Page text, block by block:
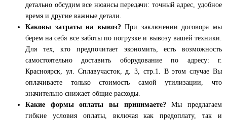
детально обсудим все нюансы передачи: точный адрес, удобное
время и другие важные детали.
Каковы затраты на вывоз?При заключении договора мы
берем на себя все заботы по погрузке и вывозу вашей техники.
Для тех, кто предпочитает экономить, есть возможность
самостоятельно доставить оборудование по адресу: г.
Красноярск, ул. Сплавучасток, д. 3, стр.1. В этом случае Вы
оплачиваете только стоимость самой утилизации, что
значительно снижает общие расходы.
Какие формы оплаты вы принимаете?Мы предлагаем
гибкие условия оплаты, включая как предоплату, так и